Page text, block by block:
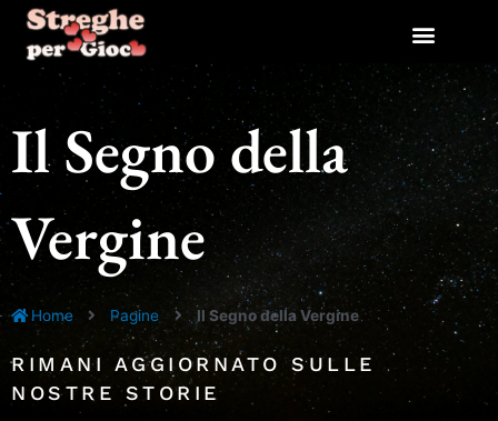
contenuto
Il Segno della
Vergine
Home Pagine Il Segno della Vergine
RIMANI AGGIORNATO SULLE
NOSTRE STORIE
Navigazione
articoli
Navigazione
articoli